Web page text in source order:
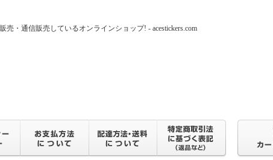
・通信販売しているオンラインショップ! - acestickers.com